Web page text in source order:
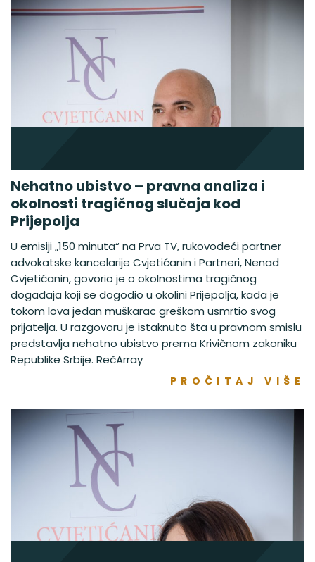
Nehatno ubistvo – pravna analiza i
okolnosti tragičnog slučaja kod
Prijepolja
U emisiji „150 minuta“ na Prva TV, rukovodeći partner
advokatske kancelarije Cvjetićanin i Partneri, Nenad
Cvjetićanin, govorio je o okolnostima tragičnog
događaja koji se dogodio u okolini Prijepolja, kada je
tokom lova jedan muškarac greškom usmrtio svog
prijatelja. U razgovoru je istaknuto šta u pravnom smislu
predstavlja nehatno ubistvo prema Krivičnom zakoniku
Republike Srbije. RečArray
PROČITAJ VIŠE